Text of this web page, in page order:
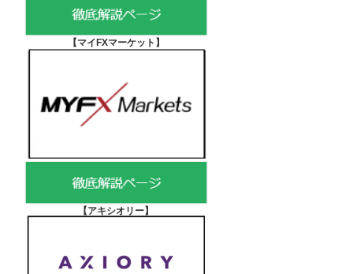
【マイFXマーケット 】
【アキシオリー】